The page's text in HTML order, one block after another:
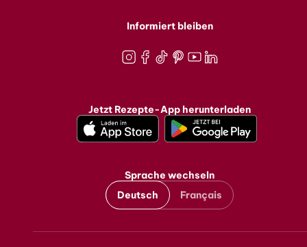
Informiert bleiben
Jetzt Rezepte-App herunterladen
Sprache wechseln
Deutsch
Français